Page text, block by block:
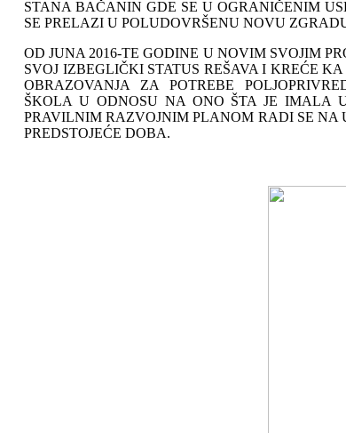
STANA BAČANIN GDE SE U OGRANIČENIM
SE PRELAZI U POLUDOVRŠENU NOVU
OD JUNA 2016-TE GODINE U NOVIM SVOJIM
SVOJ IZBEGLIČKI STATUS REŠAVA I KREĆE
OBRAZOVANJA ZA POTREBE
ŠKOLA U ODNOSU NA ONO ŠTA JE IMALA
PRAVILNIM RAZVOJNIM PLANOM RADI SE NA
PREDSTOJEĆE DOBA.